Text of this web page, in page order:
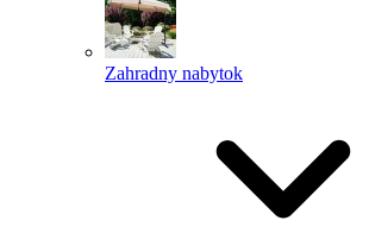
Zahradny nabytok